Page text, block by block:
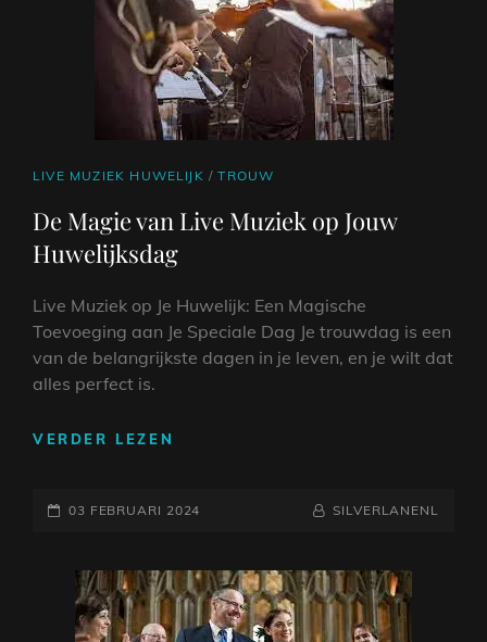
SFEER
CAT
LIVE MUZIEK HUWELIJK /TROUW
De Magie van Live Muziek op Jouw
Huwelijksdag
Live Muziek op Je Huwelijk: Een Magische
Toevoeging aan Je Speciale Dag Je trouwdag is een
van de belangrijkste dagen in je leven, en je wilt dat
alles perfect is.
VERDER LEZEN
LIVE
JOUW
HUWELIJKSDAG
GEPLAATST
03 FEBRUARI 2024 NAAMREGEL
BYLINE
SILVERLANENL